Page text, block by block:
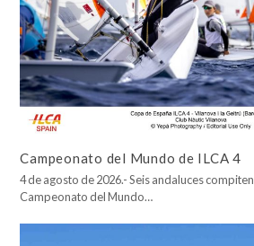
Campeonato del Mundo de ILCA 4
4 de agosto de 2026.- Seis andaluces
Campeonato del Mundo…